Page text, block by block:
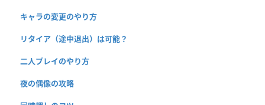
キャラの変更のやり方
リタイア（途中退出）は可能？
二人プレイのやり方
夜の偶像の攻略